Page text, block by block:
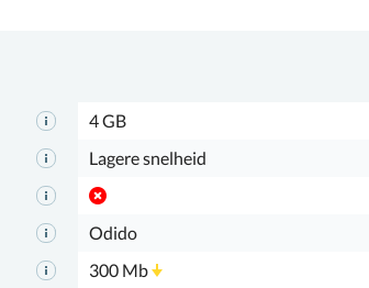
4 GB
Lagere snelheid
Odido
300 Mb